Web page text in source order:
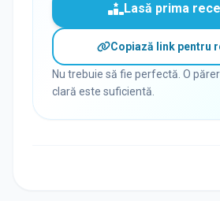
Lasă prima
Copiază link pentru
Nu trebuie să fie perfectă. O
clară este suficientă.